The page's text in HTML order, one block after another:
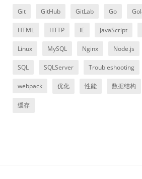
Git GitHub GitLab Go
HTML HTTP IE JavaScript
Linux MySQL Nginx Node.js
SQL SQLServer Troubleshooting
webpack 优化 性能 数据结构
缓存